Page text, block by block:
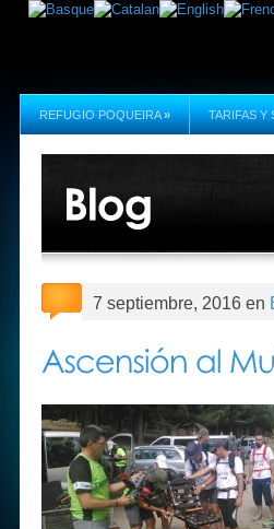
REFUGIO POQUEIRA » TARIFAS Y
7 septiembre, 2016 en